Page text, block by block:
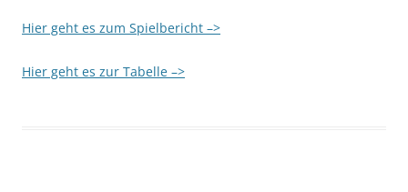
Hier geht es zum Spielbericht –>
Hier geht es zur Tabelle –>